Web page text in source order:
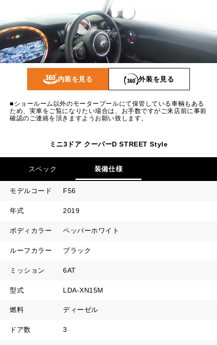
工場
お問い合わせ
BMW MINIサービス工場
iR TECH FACTORY
ROVER MINI
iR MAKERS
TEL
MAP
買取
査定依頼
来店予約
ボーナス支払回数/年
内訳
1回目 15,216 円
2回目以降 9,300
ボーナス月数 14 回
内装を見る 外装を見る
■ショールーム以外のモータープールにて保管している車輌もある
ため、実車をご覧になりたい場合は、お手数ですがご来店前に事前
確認のご連絡を頂きますようお願い致します。
ミニ3ドア クーパーD STREET Style
スペック 装備仕様
モデルコード F56
年式 2019
ボディカラー ペッパーホワイト
ルーフカラー ブラック
ミッション 6AT
型式 LDA-XN15M
燃料 ディーゼル
ドア数 3